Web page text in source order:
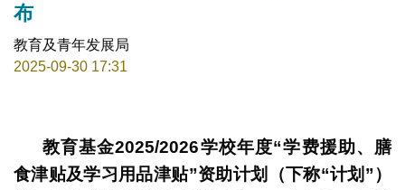
布
教育及青年发展局
2025-09-30 17:31
教育基金2025/2026学校年度“学费援助、膳
食津贴及学习用品津贴”资助计划（下称“计划”）